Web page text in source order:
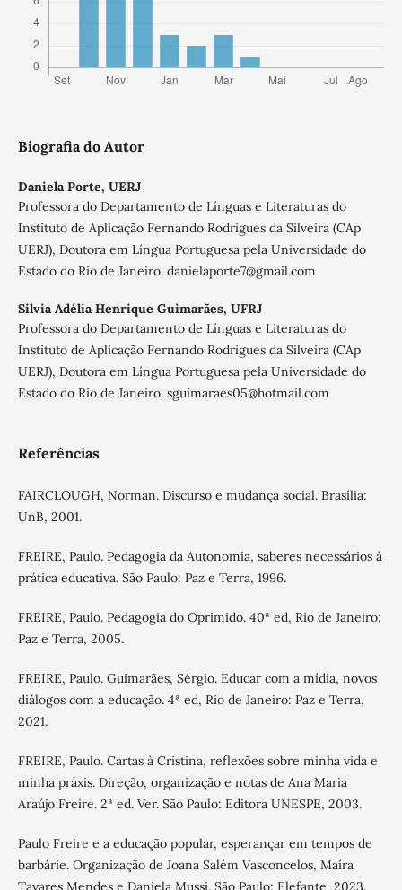
Biografia do Autor
Daniela Porte, UERJ
Professora do Departamento de Línguas e Literaturas do
Instituto de Aplicação Fernando Rodrigues da Silveira (CAp
UERJ), Doutora em Língua Portuguesa pela Universidade do
Estado do Rio de Janeiro. danielaporte7@gmail.com
Silvia Adélia Henrique Guimarães, UFRJ
Professora do Departamento de Línguas e Literaturas do
Instituto de Aplicação Fernando Rodrigues da Silveira (CAp
UERJ), Doutora em Língua Portuguesa pela Universidade do
Estado do Rio de Janeiro. sguimaraes05@hotmail.com
Referências
FAIRCLOUGH, Norman. Discurso e mudança social. Brasília:
UnB, 2001.
FREIRE, Paulo. Pedagogia da Autonomia, saberes necessários à
prática educativa. São Paulo: Paz e Terra, 1996.
FREIRE, Paulo. Pedagogia do Oprimido. 40ª ed, Rio de Janeiro:
Paz e Terra, 2005.
FREIRE, Paulo. Guimarães, Sérgio. Educar com a mídia, novos
diálogos com a educação. 4ª ed, Rio de Janeiro: Paz e Terra,
2021.
FREIRE, Paulo. Cartas à Cristina, reflexões sobre minha vida e
minha práxis. Direção, organização e notas de Ana Maria
Araújo Freire. 2ª ed. Ver. São Paulo: Editora UNESPE, 2003.
Paulo Freire e a educação popular, esperançar em tempos de
barbárie. Organização de Joana Salém Vasconcelos, Maíra
Tavares Mendes e Daniela Mussi. São Paulo: Elefante, 2023.